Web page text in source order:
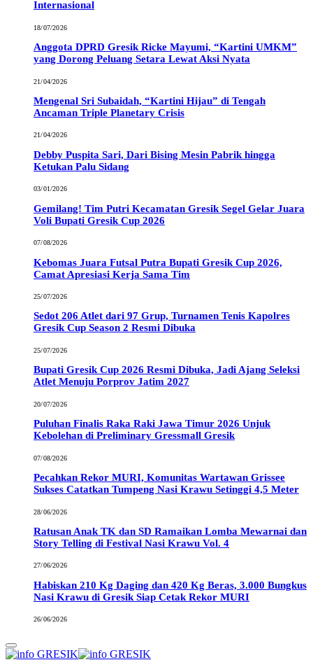
Internasional
18/07/2026
Anggota DPRD Gresik Ricke Mayumi, “Kartini UMKM”
yang Dorong Peluang Setara Lewat Aksi Nyata
21/04/2026
Mengenal Sri Subaidah, “Kartini Hijau” di Tengah
Ancaman Triple Planetary Crisis
21/04/2026
Debby Puspita Sari, Dari Bising Mesin Pabrik hingga
Ketukan Palu Sidang
03/01/2026
Gemilang! Tim Putri Kecamatan Gresik Segel Gelar Juara
Voli Bupati Gresik Cup 2026
07/08/2026
Kebomas Juara Futsal Putra Bupati Gresik Cup 2026,
Camat Apresiasi Kerja Sama Tim
25/07/2026
Sedot 206 Atlet dari 97 Grup, Turnamen Tenis Kapolres
Gresik Cup Season 2 Resmi Dibuka
25/07/2026
Bupati Gresik Cup 2026 Resmi Dibuka, Jadi Ajang Seleksi
Atlet Menuju Porprov Jatim 2027
20/07/2026
Puluhan Finalis Raka Raki Jawa Timur 2026 Unjuk
Kebolehan di Preliminary Gressmall Gresik
07/08/2026
Pecahkan Rekor MURI, Komunitas Wartawan Grissee
Sukses Catatkan Tumpeng Nasi Krawu Setinggi 4,5 Meter
28/06/2026
Ratusan Anak TK dan SD Ramaikan Lomba Mewarnai dan
Story Telling di Festival Nasi Krawu Vol. 4
27/06/2026
Habiskan 210 Kg Daging dan 420 Kg Beras, 3.000 Bungkus
Nasi Krawu di Gresik Siap Cetak Rekor MURI
26/06/2026